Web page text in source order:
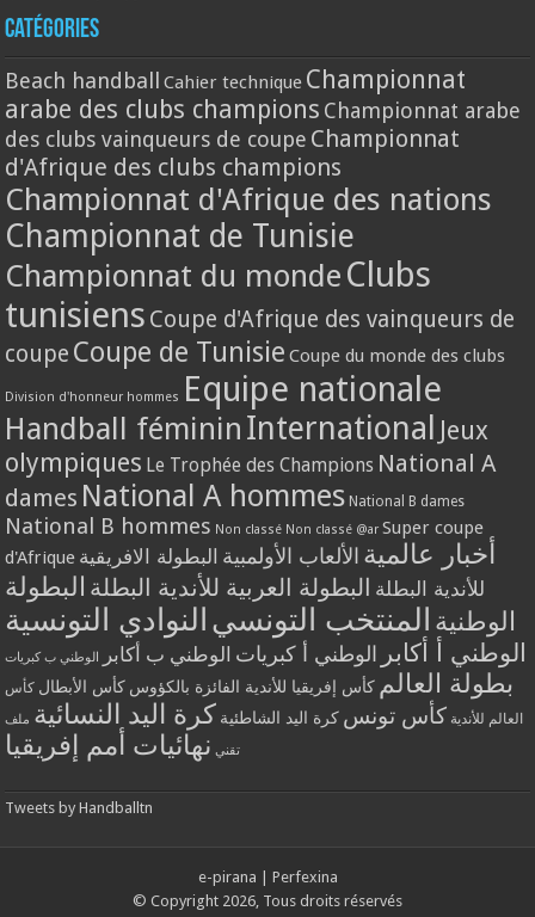
Catégories
Beach handball Cahier technique Championnat
arabe des clubs champions Championnat arabe
des clubs vainqueurs de coupe Championnat
d'Afrique des clubs champions
Championnat d'Afrique des nations
Championnat de Tunisie
Championnat du monde Clubs
tunisiens Coupe d'Afrique des vainqueurs de
coupe Coupe de Tunisie Coupe du monde des clubs
Division d'honneur hommes Equipe nationale
Handball féminin International Jeux
olympiques Le Trophée des Champions National A
dames National A hommes National B dames
National B hommes Non classé Non classé @ar Super coupe
d'Afrique
أخبار عالمية الألعاب الأولمبية البطولة الافريقية
للأندية البطلة البطولة العربية للأندية البطلة البطولة
الوطنية المنتخب التونسي النوادي التونسية
الوطني أ أكابر الوطني أ كبريات الوطني ب أكابر الوطني ب كبريات
بطولة العالم كأس إفريقيا للأندية الفائزة بالكؤوس كأس الأبطال كأس
العالم للأندية كأس تونس كرة اليد الشاطئية كرة اليد النسائية ملف
تقني نهائيات أمم إفريقيا
Tweets by Handballtn
e-pirana
Perfexina
© Copyright 2026, Tous droits réservés